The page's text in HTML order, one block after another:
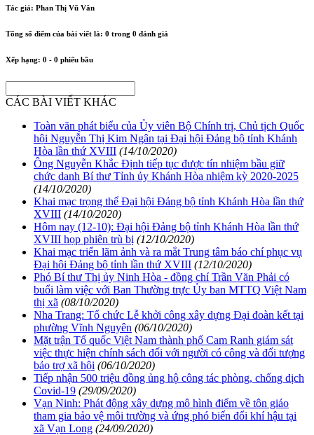
Tác giả: Phan Thị Vũ Vân
Tổng số điểm của bài viết là: 0 trong 0 đánh giá
Xếp hạng: 0 - 0 phiếu bầu
CÁC BÀI VIẾT KHÁC
Toàn văn phát biểu của Ủy viên Bộ Chính trị, Chủ tịch Quốc
hội Nguyễn Thị Kim Ngân tại Đại hội Đảng bộ tỉnh Khánh
Hòa lần thứ XVIII (14/10/2020)
Ông Nguyễn Khắc Định tiếp tục được tín nhiệm bầu giữ
chức danh Bí thư Tỉnh ủy Khánh Hòa nhiệm kỳ 2020-2025
(14/10/2020)
Khai mạc trọng thể Đại hội Đảng bộ tỉnh Khánh Hòa lần thứ
XVIII (14/10/2020)
Hôm nay (12-10): Đại hội Đảng bộ tỉnh Khánh Hòa lần thứ
XVIII họp phiên trù bị (12/10/2020)
Khai mạc triển lãm ảnh và ra mắt Trung tâm báo chí phục vụ
Đại hội Đảng bộ tỉnh lần thứ XVIII (12/10/2020)
Phó Bí thư Thị ủy Ninh Hòa - đồng chí Trần Văn Phải có
buổi làm việc với Ban Thường trực Ủy ban MTTQ Việt Nam
thị xã (08/10/2020)
Nha Trang: Tổ chức Lễ khởi công xây dựng Đại đoàn kết tại
phường Vĩnh Nguyên (06/10/2020)
Mặt trận Tổ quốc Việt Nam thành phố Cam Ranh giám sát
việc thực hiện chính sách đối với người có công và đối tượng
bảo trợ xã hội (06/10/2020)
Tiếp nhận 500 triệu đồng ủng hộ công tác phòng, chống dịch
Covid-19 (29/09/2020)
Vạn Ninh: Phát động xây dựng mô hình điểm về tôn giáo
tham gia bảo vệ môi trường và ứng phó biến đổi khí hậu tại
xã Vạn Long (24/09/2020)